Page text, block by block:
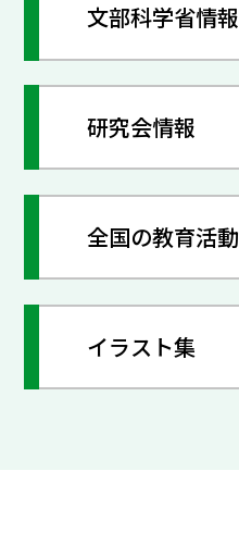
文部科学省情報
研究会情報
全国の教育活動
イラスト集